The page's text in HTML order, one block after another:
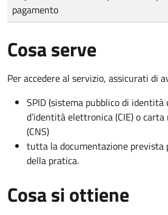
pagamento
Cosa serve
Per accedere al servizio, assicurati di
SPID (sistema pubblico di
d’identità elettronica (CIE) o
(CNS)
tutta la documentazione prevista
della pratica.
Cosa si ottiene